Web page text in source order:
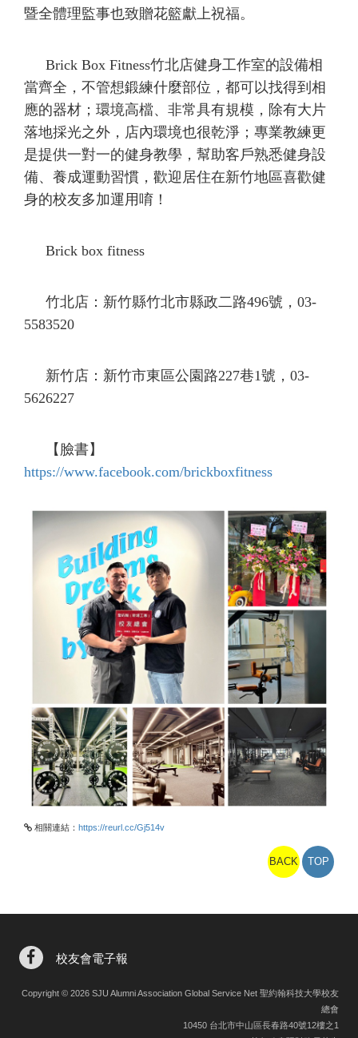
暨全體理監事也致贈花籃獻上祝福。
Brick Box Fitness竹北店健身工作室的設備相
當齊全，不管想鍛練什麼部位，都可以找得到相
應的器材；環境高檔、非常具有規模，除有大片
落地採光之外，店內環境也很乾淨；專業教練更
是提供一對一的健身教學，幫助客戶熟悉健身設
備、養成運動習慣，歡迎居住在新竹地區喜歡健
身的校友多加運用唷！
Brick box fitness
竹北店：新竹縣竹北市縣政二路496號， 03-
5583520
新竹店：新竹市東區公園路227巷1號， 03-
5626227
【臉書】
https://www.facebook.com/brickboxfitness
相關連結： https://reurl.cc/Gj514v
BACK TOP
校友會電子報
Copyright © 2026 SJU Alumni Association Global Service Net 聖約翰科技大學校友
總會
10450 台北市中山區長春路40號12樓之1